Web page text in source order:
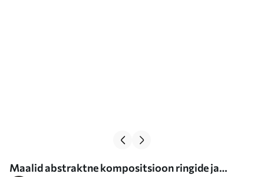
Maalid abstraktne kompositsioon ringide ja